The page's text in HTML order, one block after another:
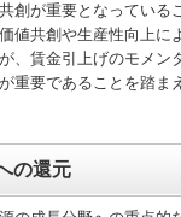
シャルグループに
やグループ会社など
す。
ただけます。
券報告書などをご覧
格付に関する情報を
。
の取り組みをご覧い
り組みをご覧いただ
創が重要となってい
値共創や生産性向上
、賃金引上げのモメ
重要であることを踏ま
の還元